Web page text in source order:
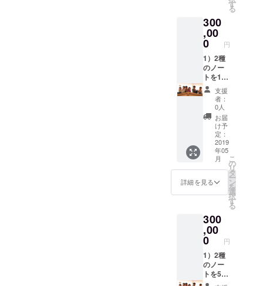
まいの
地域付
近で開
催する
ワーク
ショッ
プでご
利用い
ただけ
ます。
開催場
所・日
時詳細
はクラ
ウド
ファン
ディン
グ終了
後に、
確定の
案内い
たしま
す。 ※
ご支援
時、必
ず備考
欄にご
希望の
後日相
談のう
え確定
いたし
ます。
（2019
年5月～
2020年
2月まで
に開
催）
メッ
セージ
をお送
りいた
しま
す。
3）ホー
ムペー
ジの協
賛企業
ご紹介
ページ
にご希
望者様
のお名
前・会
社名・
ロゴを
掲載さ
せてい
ます。
※ご支援
時、必
ず備考
欄にご
希望の
お名前
をご記
す
る
300
,00
0 円
1）2種
のノー
トを10
冊ずつ
お送り
いたし
ます。
「ノー
トを
使った
【考え
る楽し
さ】を
育む親
子ワー
ショッ
プ」を
主催す
る権利
（1回）
を付与
いたし
ます。
支援
者：
0人
お届
け予
定：
2019
年05
月
詳細を見る
こ
の
リ
タ
ー
ン
を
選
択
す
る
300
,00
0 円
1）2種
のノー
トを50
冊ずつ